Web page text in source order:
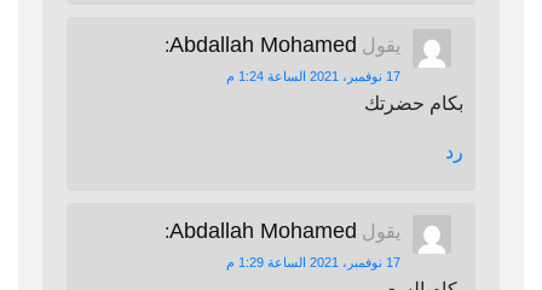
يقول Abdallah Mohamed
:
17 نوفمبر، 2021 الساعة 1:24 م
بكام حضرتك
رد
يقول Abdallah Mohamed
:
17 نوفمبر، 2021 الساعة 1:29 م